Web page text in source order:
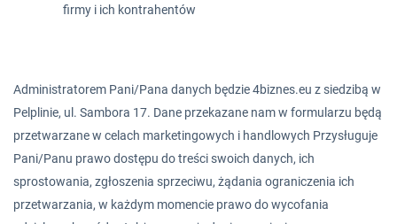
firmy i ich kontrahentów
Administratorem Pani/Pana danych będzie 4biznes.eu z siedzibą w
Pelplinie, ul. Sambora 17. Dane przekazane nam w formularzu będą
przetwarzane w celach marketingowych i handlowych Przysługuje
Pani/Panu prawo dostępu do treści swoich danych, ich
sprostowania, zgłoszenia sprzeciwu, żądania ograniczenia ich
przetwarzania, w każdym momencie prawo do wycofania